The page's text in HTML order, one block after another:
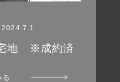
2024.7.1
地 ※成約済